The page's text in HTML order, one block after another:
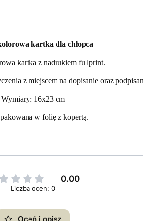
kartka dla chłopca
kartka z nadrukiem fullprint.
z miejscem na dopisanie oraz
Wymiary: 16x23 cm
w folię z kopertą.
0.00
Liczba ocen: 0
Oceń i opisz